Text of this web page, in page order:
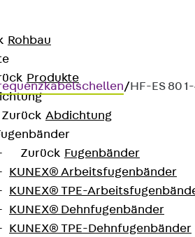
Rohbau
Produkte
Zurück Abdichtung
Zurück Fugenbänder
KUNEX® Arbeitsfugenbänder
KUNEX® TPE-
KUNEX® Dehnfugenbänder
KUNEX® TPE-Dehnfugenbänder
/HF-ES 80